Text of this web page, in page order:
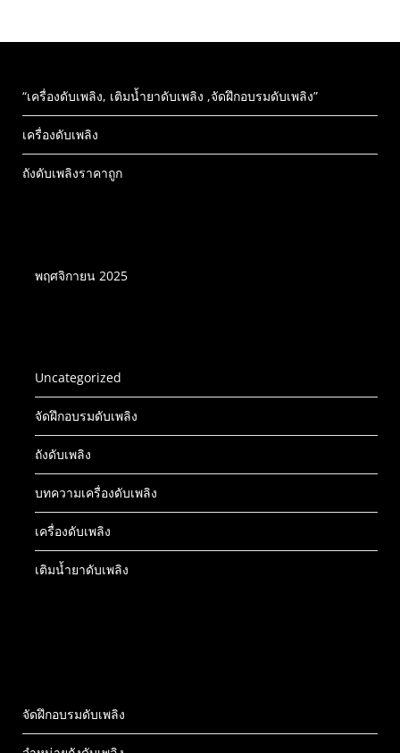
“เครื่องดับเพลิง, เติมน้ำยาดับเพลิง ,จัดฝึกอบรมดับเพลิง”
เครื่องดับเพลิง
ถังดับเพลิงราคาถูก
พฤศจิกายน 2025
Uncategorized
จัดฝึกอบรมดับเพลิง
ถังดับเพลิง
บทความเครื่องดับเพลิง
เครื่องดับเพลิง
เติมน้ำยาดับเพลิง
จัดฝึกอบรมดับเพลิง